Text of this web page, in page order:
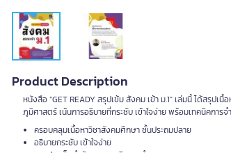
Product Description
หนังสือ “GET READY สรุปเข้ม สังคม เข้า ม.1” เล่มนี้ ได้สรุ
ภูมิศาสตร์ เน้นการอธิบายที่กระชับ เข้าใจง่าย พร้อมเทคนิคการจ
ครอบคลุมเนื้อหาวิชาสังคมศึกษา ชั้นประถมปลาย
อธิบายกระชับ เข้าใจง่าย